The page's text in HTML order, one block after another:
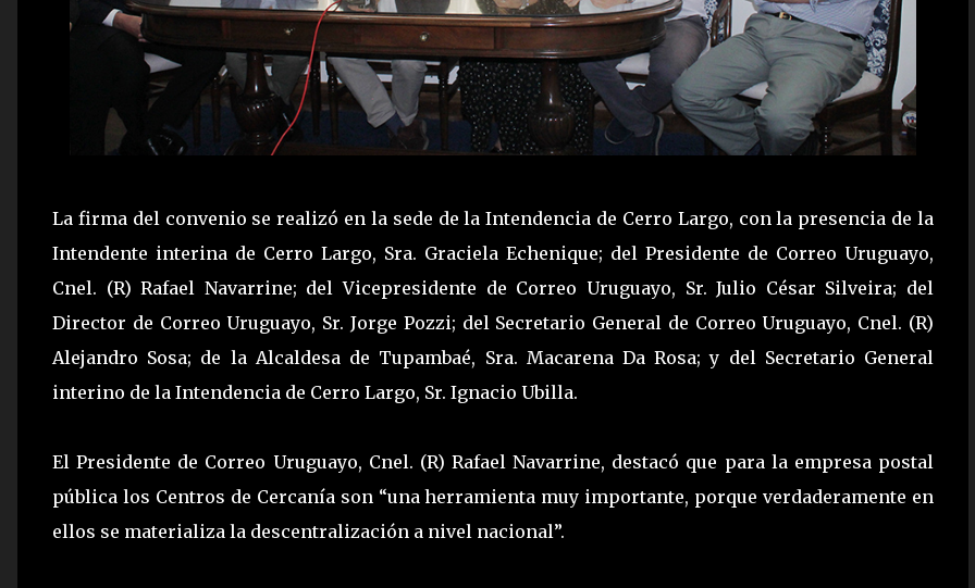
La firma del convenio se realizó en la sede de la Intendencia de Cerro Largo, con la presencia de la
Intendente interina de Cerro Largo, Sra. Graciela Echenique; del Presidente de Correo Uruguayo,
Cnel. (R) Rafael Navarrine; del Vicepresidente de Correo Uruguayo, Sr. Julio César Silveira; del
Director de Correo Uruguayo, Sr. Jorge Pozzi; del Secretario General de Correo Uruguayo, Cnel. (R)
Alejandro Sosa; de la Alcaldesa de Tupambaé, Sra. Macarena Da Rosa; y del Secretario General
interino de la Intendencia de Cerro Largo, Sr. Ignacio Ubilla.
El Presidente de Correo Uruguayo, Cnel. (R) Rafael Navarrine, destacó que para la empresa postal
pública los Centros de Cercanía son “una herramienta muy importante, porque verdaderamente en
ellos se materializa la descentralización a nivel nacional”.